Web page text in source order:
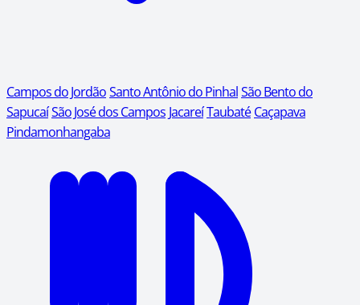
Campos do JordãoSanto Antônio do PinhalSão Bento do
SapucaíSão José dos Campos JacareíTaubaté Caçapava
Pindamonhangaba